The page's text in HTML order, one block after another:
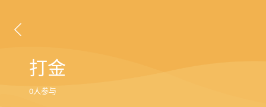
打金
0人参与